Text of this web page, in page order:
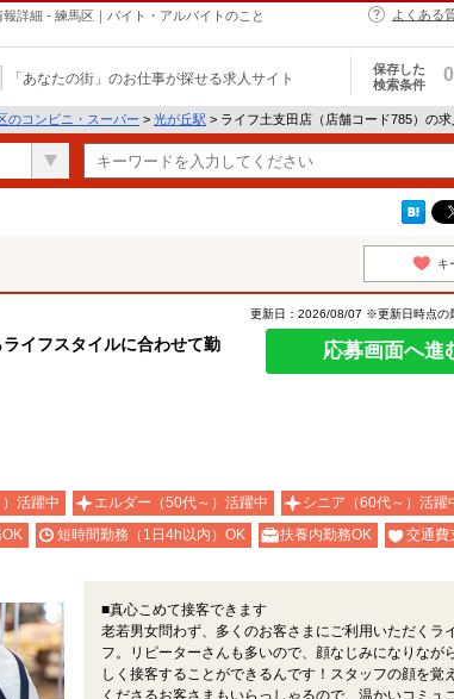
詳細 - 練馬区｜バイト・アルバイトのこと
よくある
「あなたの街」のお仕事が探せる求人サイト
保存した
検索条件
0
のコンビニ・スーパー > 光が丘駅 > ライフ土支田店（店舗コード785）の
キ
イフスタイルに合わせて勤
更新日：2026/08/07 ※更新日時点の
応募画面へ進
活躍中 エルダー（50代～）活躍中
シニア（60代～）活躍
短時間勤務（1日4h以内）OK 扶養内勤務OK 交通費
■真心こめて接客できます
老若男女問わず、多くのお客さまにご利用いただくラ
フ。リピーターさんも多いので、顔なじみになりなが
しく接客することができるんです！スタッフの顔を覚
くださるお客さまもいらっしゃるので、温かいコミュ